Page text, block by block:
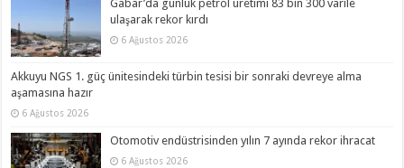
Gabar’da günlük petrol üretimi 83 bin 300 varile
ulaşarak rekor kırdı
6 Ağustos 2026
Akkuyu NGS 1. güç ünitesindeki türbin tesisi bir sonraki devreye alma
aşamasına hazır
6 Ağustos 2026
Otomotiv endüstrisinden yılın 7 ayında rekor ihracat
6 Ağustos 2026